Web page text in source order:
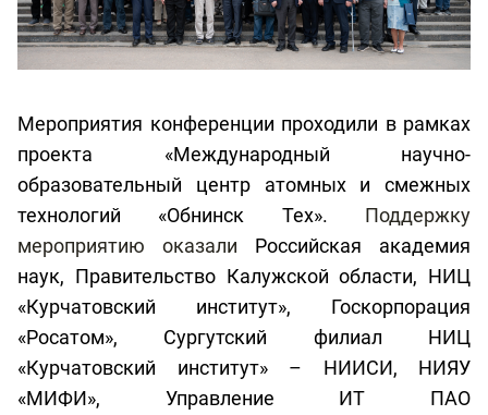
Мероприятия конференции проходили в рамках
проекта «Международный научно-
образовательный центр атомных и смежных
технологий «Обнинск Тех». Поддержку
мероприятию оказали Российская академия
наук, Правительство Калужской области, НИЦ
«Курчатовский институт», Госкорпорация
«Росатом», Сургутский филиал НИЦ
«Курчатовский институт» – НИИСИ, НИЯУ
«МИФИ», Управление ИТ ПАО